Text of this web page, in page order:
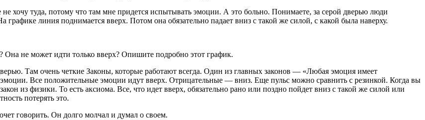
хочу туда, потому что там мне придется испытывать эмоции. А это больно. Понимаете, за серой дверью люди
линия поднимается вверх. Потом она обязательно падает вниз с такой же силой, с какой была наверху.
не может идти только вверх? Опишите подробно этот график.
Там очень четкие Законы, которые работают всегда. Один из главных законов — «Любая эмоция имеет
Все положительные эмоции идут вверх. Отрицательные — вниз. Еще пульс можно сравнить с резинкой. Когда вы
из физики. То есть аксиома. Все, что идет вверх, обязательно рано или поздно пойдет вниз с такой же силой или
потерять это.
говорить. Он долго молчал и думал о своем.